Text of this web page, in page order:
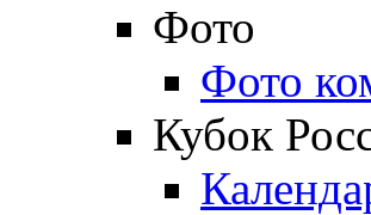
Фото
Фото
Кубок